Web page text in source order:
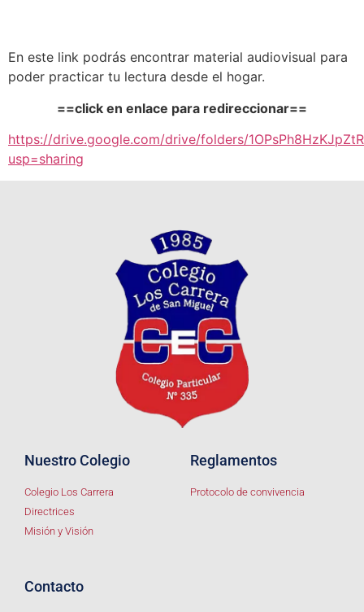
En este link podrás encontrar material audiovisual para
poder practicar tu lectura desde el hogar.
==click en enlace para redireccionar==
https://drive.google.com/drive/folders/
usp=sharing
Nuestro Colegio
Colegio Los Carrera
Directrices
Misión y Visión
Reglamentos
Protocolo de convivencia
Contacto